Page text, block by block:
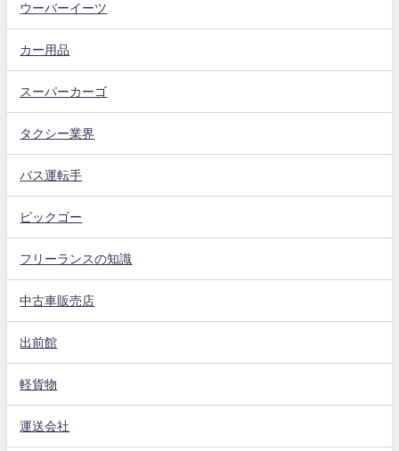
ウーバーイーツ
カー用品
スーパーカーゴ
タクシー業界
バス運転手
ピックゴー
フリーランスの知識
中古車販売店
出前館
軽貨物
運送会社